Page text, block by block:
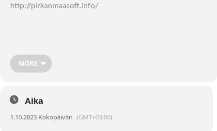
http://pirkanmaasoft.info/
MORE
Aika
1.10.2023 Kokopäivän (GMT+03:00)